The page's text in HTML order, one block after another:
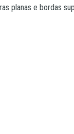
planas e bordas